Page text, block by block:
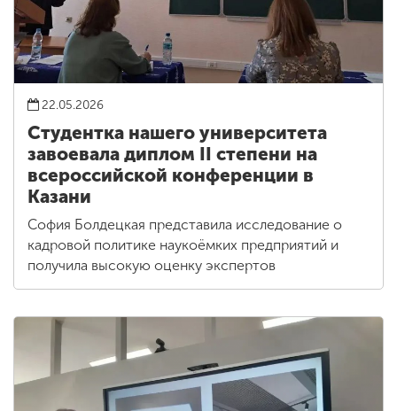
22.05.2026
Студентка нашего университета
завоевала диплом II степени на
всероссийской конференции в
Казани
София Болдецкая представила исследование о
кадровой политике наукоёмких предприятий и
получила высокую оценку экспертов